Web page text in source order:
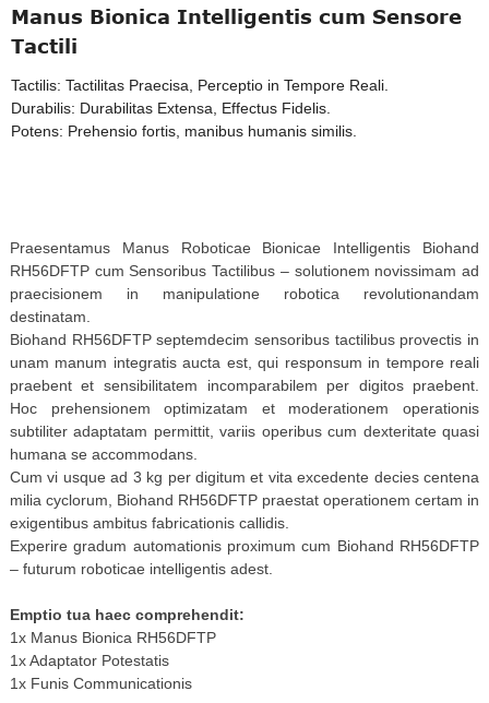
Manus Bionica Intelligentis cum Sensore
Tactili
Tactilis: Tactilitas Praecisa, Perceptio in Tempore Reali.
Durabilis: Durabilitas Extensa, Effectus Fidelis.
Potens: Prehensio fortis, manibus humanis similis.
Praesentamus Manus Roboticae Bionicae Intelligentis Biohand
RH56DFTP cum Sensoribus Tactilibus – solutionem novissimam ad
praecisionem in manipulatione robotica revolutionandam
destinatam.
Biohand RH56DFTP septemdecim sensoribus tactilibus provectis in
unam manum integratis aucta est, qui responsum in tempore reali
praebent et sensibilitatem incomparabilem per digitos praebent.
Hoc prehensionem optimizatam et moderationem operationis
subtiliter adaptatam permittit, variis operibus cum dexteritate quasi
humana se accommodans.
Cum vi usque ad 3 kg per digitum et vita excedente decies centena
milia cyclorum, Biohand RH56DFTP praestat operationem certam in
exigentibus ambitus fabricationis callidis.
Experire gradum automationis proximum cum Biohand RH56DFTP
– futurum roboticae intelligentis adest.
Emptio tua haec comprehendit:
1x Manus Bionica RH56DFTP
1x Adaptator Potestatis
1x Funis Communicationis